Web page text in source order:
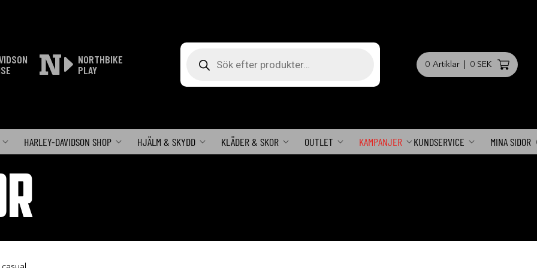
NORTHBIKE
PLAY
0 Artiklar 0 SEK
HARLEY-DAVIDSON SHOP HJÄLM & SKYDD KLÄDER & SKOR OUTLET KAMPANJER KUNDSERVICE MINA SIDOR